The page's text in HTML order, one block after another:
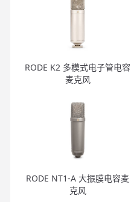
RODE K2 多模式电子管电容
麦克风
RODE NT1-A 大振膜电容麦
克风